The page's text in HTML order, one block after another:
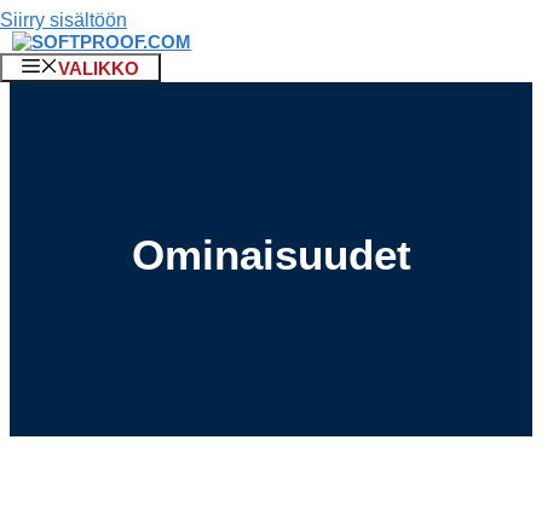
Siirry sisältöön
VALIKKO
Ominaisuudet